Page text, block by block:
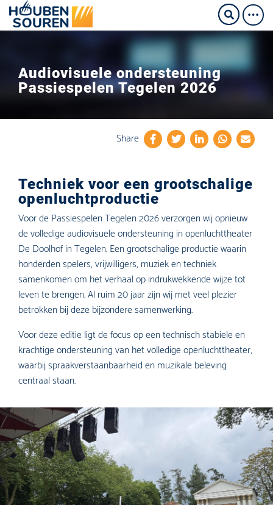
Audiovisuele ondersteuning
Passiespelen Tegelen 2026
Share
Techniek voor een grootschalige
openluchtproductie
Voor de Passiespelen Tegelen 2026 verzorgen wij opnieuw
de volledige audiovisuele ondersteuning in openluchttheater
De Doolhof in Tegelen. Een grootschalige productie waarin
honderden spelers, vrijwilligers, muziek en techniek
samenkomen om het verhaal op indrukwekkende wijze tot
leven te brengen. Al ruim 20 jaar zijn wij met veel plezier
betrokken bij deze bijzondere samenwerking.
Voor deze editie ligt de focus op een technisch stabiele en
krachtige ondersteuning van het volledige openluchttheater,
waarbij spraakverstaanbaarheid en muzikale beleving
centraal staan.